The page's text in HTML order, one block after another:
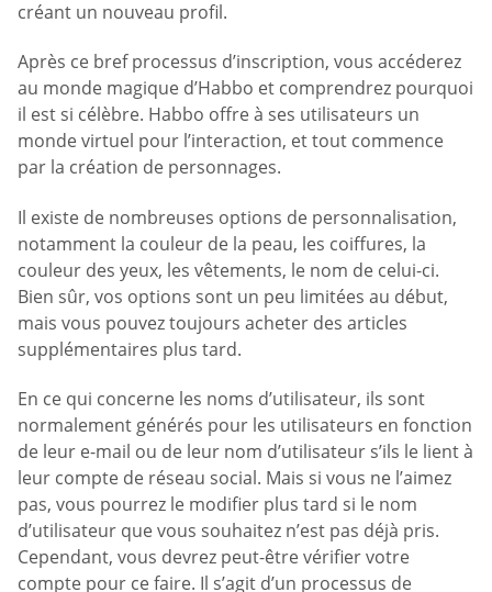
créant un nouveau profil.
Après ce bref processus d’inscription, vous accéderez
au monde magique d’Habbo et comprendrez pourquoi
il est si célèbre. Habbo offre à ses utilisateurs un
monde virtuel pour l’interaction, et tout commence
par la création de personnages.
Il existe de nombreuses options de personnalisation,
notamment la couleur de la peau, les coiffures, la
couleur des yeux, les vêtements, le nom de celui-ci.
Bien sûr, vos options sont un peu limitées au début,
mais vous pouvez toujours acheter des articles
supplémentaires plus tard.
En ce qui concerne les noms d’utilisateur, ils sont
normalement générés pour les utilisateurs en fonction
de leur e-mail ou de leur nom d’utilisateur s’ils le lient à
leur compte de réseau social. Mais si vous ne l’aimez
pas, vous pourrez le modifier plus tard si le nom
d’utilisateur que vous souhaitez n’est pas déjà pris.
Cependant, vous devrez peut-être vérifier votre
compte pour ce faire. Il s’agit d’un processus de